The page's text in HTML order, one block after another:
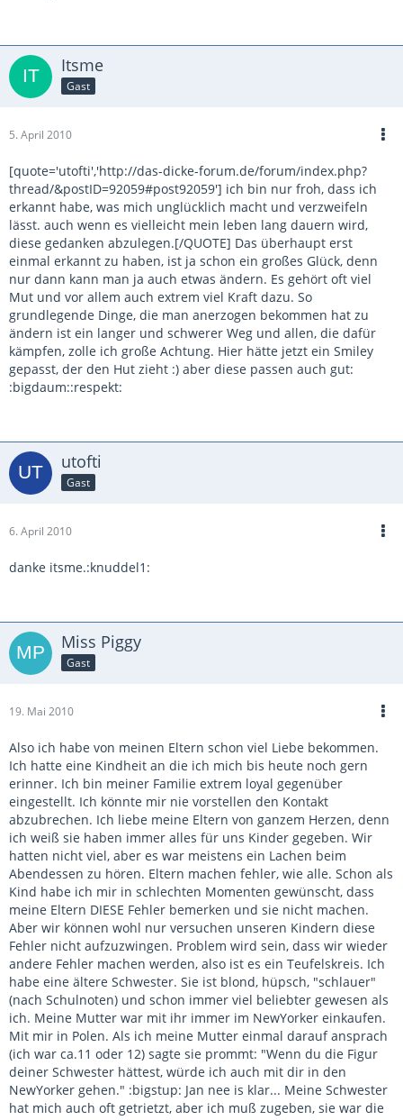
Itsme
Gast
5. April 2010
[quote='utofti','http://das-dicke-forum.de/forum/index.php?
thread/&postID=92059#post92059'] ich bin nur froh, dass ich
erkannt habe, was mich unglücklich macht und verzweifeln
lässt. auch wenn es vielleicht mein leben lang dauern wird,
diese gedanken abzulegen.[/QUOTE] Das überhaupt erst
einmal erkannt zu haben, ist ja schon ein großes Glück, denn
nur dann kann man ja auch etwas ändern. Es gehört oft viel
Mut und vor allem auch extrem viel Kraft dazu. So
grundlegende Dinge, die man anerzogen bekommen hat zu
ändern ist ein langer und schwerer Weg und allen, die dafür
kämpfen, zolle ich große Achtung. Hier hätte jetzt ein Smiley
gepasst, der den Hut zieht :) aber diese passen auch gut:
:bigdaum::respekt:
utofti
Gast
6. April 2010
danke itsme.:knuddel1:
Miss Piggy
Gast
19. Mai 2010
Also ich habe von meinen Eltern schon viel Liebe bekommen.
Ich hatte eine Kindheit an die ich mich bis heute noch gern
erinner. Ich bin meiner Familie extrem loyal gegenüber
eingestellt. Ich könnte mir nie vorstellen den Kontakt
abzubrechen. Ich liebe meine Eltern von ganzem Herzen, denn
ich weiß sie haben immer alles für uns Kinder gegeben. Wir
hatten nicht viel, aber es war meistens ein Lachen beim
Abendessen zu hören. Eltern machen fehler, wie alle. Schon als
Kind habe ich mir in schlechten Momenten gewünscht, dass
meine Eltern DIESE Fehler bemerken und sie nicht machen.
Aber wir können wohl nur versuchen unseren Kindern diese
Fehler nicht aufzuzwingen. Problem wird sein, dass wir wieder
andere Fehler machen werden, also ist es ein Teufelskreis. Ich
habe eine ältere Schwester. Sie ist blond, hüpsch, "schlauer"
(nach Schulnoten) und schon immer viel beliebter gewesen als
ich. Meine Mutter war mit ihr immer im NewYorker einkaufen.
Mit mir in Polen. Als ich meine Mutter einmal darauf ansprach
(ich war ca.11 oder 12) sagte sie prommt: "Wenn du die Figur
deiner Schwester hättest, würde ich auch mit dir in den
NewYorker gehen." :bigstup: Jan nee is klar... Meine Schwester
hat mich auch oft getrietzt, aber ich muß zugeben, sie war die